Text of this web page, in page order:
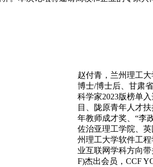
赵付青 ， 兰州理工
博士/博士后、甘肃
科学家2023版榜单
目、陇原青年人才
年教师成才奖、“李
佐治亚理工学院、英
州理工大学软件工
业互联网学科方向
F)杰出会员， CCF